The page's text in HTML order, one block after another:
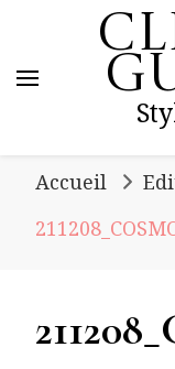
Accueil